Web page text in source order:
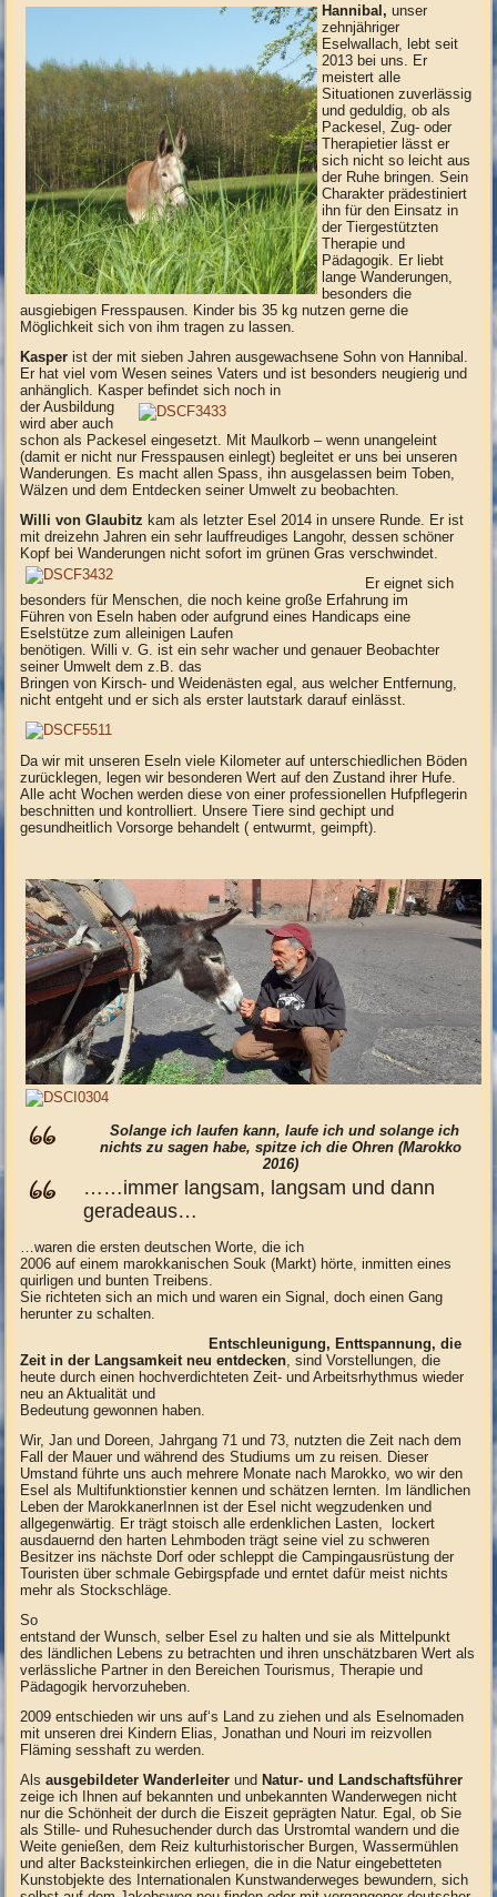
Hannibal, unser
zehnjähriger
Eselwallach, lebt seit
2013 bei uns. Er
meistert alle
Situationen zuverlässig
und geduldig, ob als
Packesel, Zug- oder
Therapietier lässt er
sich nicht so leicht aus
der Ruhe bringen. Sein
Charakter prädestiniert
ihn für den Einsatz in
der Tiergestützten
Therapie und
Pädagogik. Er liebt
lange Wanderungen,
besonders die
ausgiebigen Fresspausen. Kinder bis 35 kg nutzen gerne die
Möglichkeit sich von ihm tragen zu lassen.
Kasperist der mit sieben Jahren ausgewachsene Sohn von Hannibal.
Er hat viel vom Wesen seines Vaters und ist besonders neugierig und
anhänglich. Kasper befindet sich noch in
der Ausbildung
wird aber auch
schon als Packesel eingesetzt. Mit Maulkorb – wenn unangeleint
(damit er nicht nur Fresspausen einlegt) begleitet er uns bei unseren
Wanderungen. Es macht allen Spass, ihn ausgelassen beim Toben,
Wälzen und dem Entdecken seiner Umwelt zu beobachten.
Willi von Glaubitz kam als letzter Esel 2014 in unsere Runde. Er ist
mit dreizehn Jahren ein sehr lauffreudiges Langohr, dessen schöner
Kopf bei Wanderungen nicht sofort im grünen Gras verschwindet.
Er eignet sich
besonders für Menschen, die noch keine große Erfahrung im
Führen von Eseln haben oder aufgrund eines Handicaps eine
Eselstütze zum alleinigen Laufen
benötigen. Willi v. G. ist ein sehr wacher und genauer Beobachter
seiner Umwelt dem z.B. das
Bringen von Kirsch- und Weidenästen egal, aus welcher Entfernung,
nicht entgeht und er sich als erster lautstark darauf einlässt.
Da wir mit unseren Eseln viele Kilometer auf unterschiedlichen Böden
zurücklegen, legen wir besonderen Wert auf den Zustand ihrer Hufe.
Alle acht Wochen werden diese von einer professionellen Hufpflegerin
beschnitten und kontrolliert. Unsere Tiere sind gechipt und
gesundheitlich Vorsorge behandelt ( entwurmt, geimpft).
Solange ich laufen kann, laufe ich und solange ich
nichts zu sagenhabe, spitze ich die Ohren(Marokko
2016)
……immer langsam, langsam und dann
geradeaus…
…waren die ersten deutschen Worte, die ich
2006 auf einem marokkanischen Souk (Markt) hörte, inmitten eines
quirligen und bunten Treibens.
Sie richteten sich an mich und waren ein Signal, doch einen Gang
herunter zu schalten.
Entschleunigung, Enttspannung, die
Zeit in der Langsamkeit neu entdecken, sind Vorstellungen, die
heute durch einen hochverdichteten Zeit- und Arbeitsrhythmus wieder
neu an Aktualität und
Bedeutung gewonnen haben.
Wir, Jan und Doreen, Jahrgang 71 und 73, nutzten die Zeit nach dem
Fall der Mauer und während des Studiums um zu reisen. Dieser
Umstand führte uns auch mehrere Monate nach Marokko, wo wir den
Esel als Multifunktionstier kennen und schätzen lernten. Im ländlichen
Leben der MarokkanerInnen ist der Esel nicht wegzudenken und
allgegenwärtig. Er trägt stoisch alle erdenklichen Lasten, lockert
ausdauernd den harten Lehmboden trägt seine viel zu schweren
Besitzer ins nächste Dorf oder schleppt die Campingausrüstung der
Touristen über schmale Gebirgspfade und erntet dafür meist nichts
mehr als Stockschläge.
So
entstand der Wunsch, selber Esel zu halten und sie als Mittelpunkt
des ländlichen Lebens zu betrachten und ihren unschätzbaren Wert als
verlässliche Partner in den Bereichen Tourismus, Therapie und
Pädagogik hervorzuheben.
2009 entschieden wir uns auf‘s Land zu ziehen und als Eselnomaden
mit unseren drei Kindern Elias, Jonathan und Nouri im reizvollen
Fläming sesshaft zu werden.
Alsausgebildeter Wanderleiter und Natur- und Landschaftsführer
zeige ich Ihnen auf bekannten und unbekannten Wanderwegen nicht
nur die Schönheit der durch die Eiszeit geprägten Natur. Egal, ob Sie
als Stille- und Ruhesuchender durch das Urstromtal wandern und die
Weite genießen, dem Reiz kulturhistorischer Burgen, Wassermühlen
und alter Backsteinkirchen erliegen, die in die Natur eingebetteten
Kunstobjekte des Internationalen Kunstwanderweges bewundern, sich